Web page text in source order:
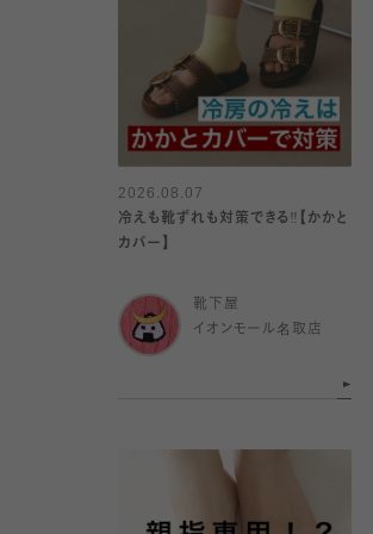
2026.08.07
冷えも靴ずれも対策できる‼️【かかと
カバー】
靴下屋
イオンモール名取店